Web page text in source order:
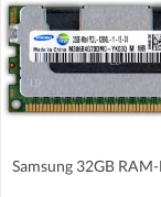
Samsung 32GB